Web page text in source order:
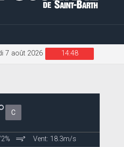
14:48
7 août 2026
C
Vent: 18.3m/s